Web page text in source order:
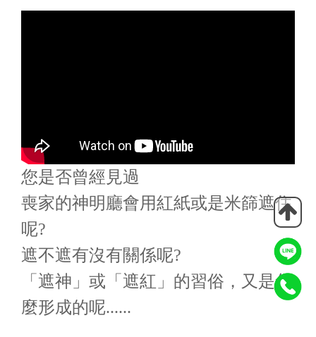
您是否曾經見過
喪家的神明廳會用紅紙或是米篩遮住
呢?
遮不遮有沒有關係呢?
「遮神」或「遮紅」的習俗，又是怎
麼形成的呢......